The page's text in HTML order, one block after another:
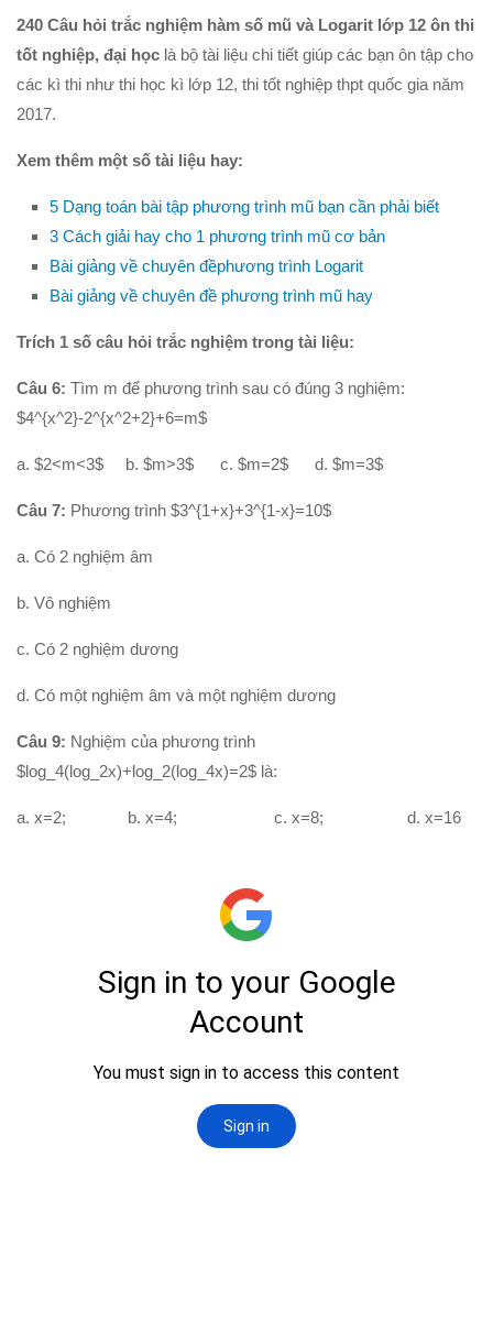
Hình học 10
Véctơ
Phương pháp tọa độ trong mặt phẳng
PT đường tròn
PT đường elip
Dãy số- CSC – CSN
Giới hạn
Đạo hàm
Hình học 11
Quan hệ vuông góc trong không gian
Đại số 12
Khảo sát hàm số
Hàm số mũ-Logarit
Nguyên hàm-tích phân
Phương trình mặt cầu
240 Câu hỏi trắc nghiệm hàm số mũ và Logarit lớp 12 ôn thi
tốt nghiệp, đại học là bộ tài liệu chi tiết giúp các bạn ôn tập cho
các kì thi như thi học kì lớp 12, thi tốt nghiệp thpt quốc gia năm
2017.
Xem thêm một số tài liệu hay:
5 Dạng toán bài tập phương trình mũ bạn cần phải biết
3 Cách giải hay cho 1 phương trình mũ cơ bản
Bài giảng về chuyên đềphương trình Logarit
Bài giảng về chuyên đề phương trình mũ hay
Trích 1 số câu hỏi trắc nghiệm trong tài liệu:
Câu 6: Tìm m để phương trình sau có đúng 3 nghiệm:
$4^{x^2}-2^{x^2+2}+6=m$
a. $2<m<3$ b. $m>3$ c. $m=2$ d. $m=3$
Câu 7: Phương trình $3^{1+x}+3^{1-x}=10$
a. Có 2 nghiệm âm
b. Vô nghiệm
c. Có 2 nghiệm dương
d. Có một nghiệm âm và một nghiệm dương
Câu 9: Nghiệm của phương trình
$log_4(log_2x)+log_2(log_4x)=2$ là:
a. x=2; b. x=4; c. x=8; d. x=16